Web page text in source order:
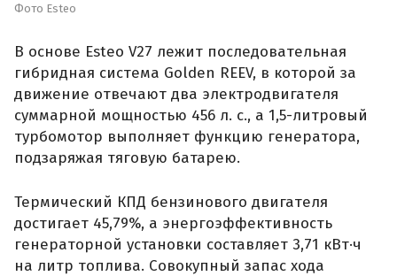
Фото Esteo
В основе Esteo V27 лежит последовательная
гибридная система Golden REEV, в которой за
движение отвечают два электродвигателя
суммарной мощностью 456 л. с., а 1,5-литровый
турбомотор выполняет функцию генератора,
подзаряжая тяговую батарею.
Термический КПД бензинового двигателя
достигает 45,79%, а энергоэффективность
генераторной установки составляет 3,71 кВт·ч
на литр топлива. Совокупный запас хода